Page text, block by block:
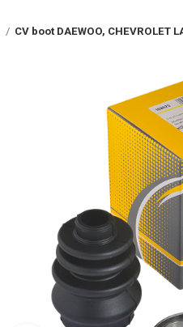
CV boot DAEWOO, CHEVROLET